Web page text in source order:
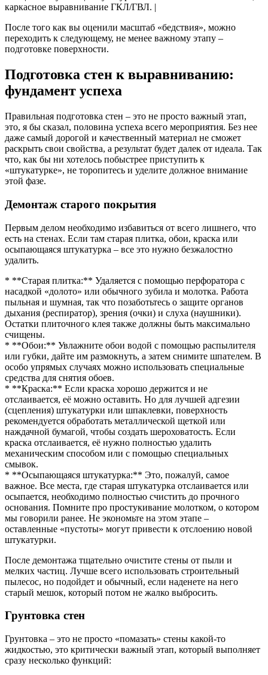
каркасное выравнивание ГКЛ/ГВЛ. |
После того как вы оценили масштаб «бедствия», можно
переходить к следующему, не менее важному этапу –
подготовке поверхности.
Подготовка стен к выравниванию:
фундамент успеха
Правильная подготовка стен – это не просто важный этап,
это, я бы сказал, половина успеха всего мероприятия. Без нее
даже самый дорогой и качественный материал не сможет
раскрыть свои свойства, а результат будет далек от идеала. Так
что, как бы ни хотелось побыстрее приступить к
«штукатурке», не торопитесь и уделите должное внимание
этой фазе.
Демонтаж старого покрытия
Первым делом необходимо избавиться от всего лишнего, что
есть на стенах. Если там старая плитка, обои, краска или
осыпающаяся штукатурка – все это нужно безжалостно
удалить.
* **Старая плитка:** Удаляется с помощью перфоратора с
насадкой «долото» или обычного зубила и молотка. Работа
пыльная и шумная, так что позаботьтесь о защите органов
дыхания (респиратор), зрения (очки) и слуха (наушники).
Остатки плиточного клея также должны быть максимально
счищены.
* **Обои:** Увлажните обои водой с помощью распылителя
или губки, дайте им размокнуть, а затем снимите шпателем. В
особо упрямых случаях можно использовать специальные
средства для снятия обоев.
* **Краска:** Если краска хорошо держится и не
отслаивается, её можно оставить. Но для лучшей адгезии
(сцепления) штукатурки или шпаклевки, поверхность
рекомендуется обработать металлической щеткой или
наждачной бумагой, чтобы создать шероховатость. Если
краска отслаивается, её нужно полностью удалить
механическим способом или с помощью специальных
смывок.
* **Осыпающаяся штукатурка:** Это, пожалуй, самое
важное. Все места, где старая штукатурка отслаивается или
осыпается, необходимо полностью счистить до прочного
основания. Помните про простукивание молотком, о котором
мы говорили ранее. Не экономьте на этом этапе –
оставленные «пустоты» могут привести к отслоению новой
штукатурки.
После демонтажа тщательно очистите стены от пыли и
мелких частиц. Лучше всего использовать строительный
пылесос, но подойдет и обычный, если наденете на него
старый мешок, который потом не жалко выбросить.
Грунтовка стен
Грунтовка – это не просто «помазать» стены какой-то
жидкостью, это критически важный этап, который выполняет
сразу несколько функций: